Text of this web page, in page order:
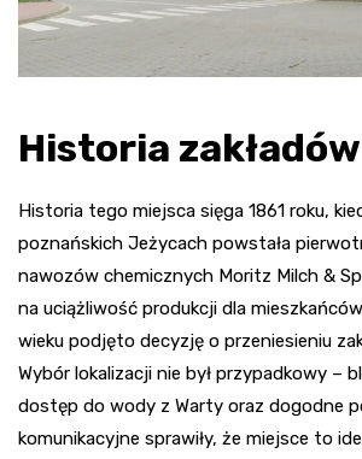
Historia zakładów
Historia tego miejsca sięga 1861 roku,
poznańskich Jeżycach powstała
nawozów chemicznych Moritz Milch &
na uciążliwość produkcji dla
wieku podjęto decyzję o przeniesieniu
Wybór lokalizacji nie był przypadkowy –
dostęp do wody z Warty oraz dogodne
komunikacyjne sprawiły, że miejsce to